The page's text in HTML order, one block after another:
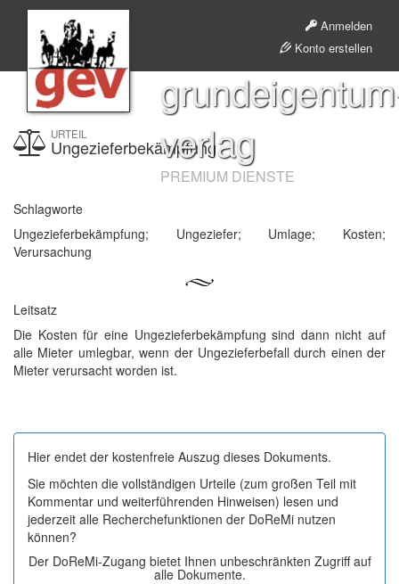
Anmelden
Konto erstellen
verlag
PREMIUM DIENSTE
URTEIL
Ungezieferbekämpfung
Schlagworte
Ungezieferbekämpfung; Ungeziefer; Umlage; Kosten;
Verursachung
Leitsatz
Die Kosten für eine Ungezieferbekämpfung sind dann nicht auf
alle Mieter umlegbar, wenn der Ungezieferbefall durch einen der
Mieter verursacht worden ist.
Hier endet der kostenfreie Auszug dieses Dokuments.
Sie möchten die vollständigen Urteile (zum großen Teil mit
Kommentar und weiterführenden Hinweisen) lesen und
jederzeit alle Recherchefunktionen der DoReMi nutzen
können?
Der DoReMi-Zugang bietet Ihnen unbeschränkten Zugriff auf
alle Dokumente.